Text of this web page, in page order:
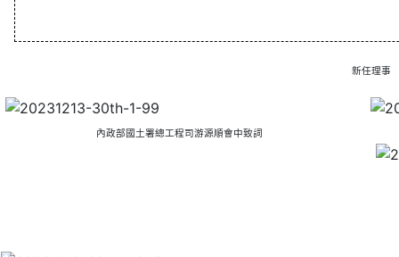
新任理事
內政部國土署總工程司游源順會中致詞